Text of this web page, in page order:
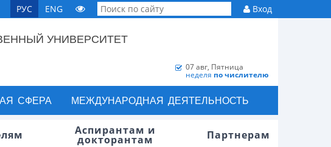
РУС ENG Вход
УНИВЕРСИТЕТ
07 авг, Пятница
неделя по числителю
СФЕРА МЕЖДУНАРОДНАЯ ДЕЯТЕЛЬНОСТЬ
Аспирантам и
докторантам Партнерам